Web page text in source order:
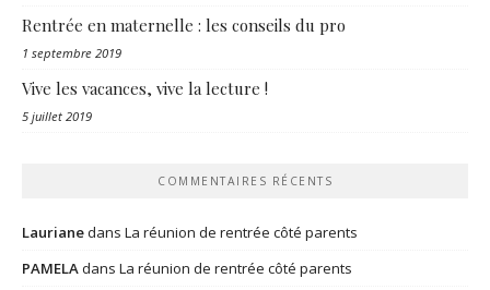
Rentrée en maternelle : les conseils du pro
1 septembre 2019
Vive les vacances, vive la lecture !
5 juillet 2019
COMMENTAIRES RÉCENTS
Laurianedans La réunion de rentrée côté parents
PAMELAdans La réunion de rentrée côté parents